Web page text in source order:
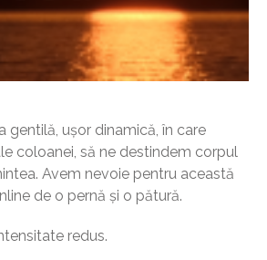
gentilă, ușor dinamică, în care
coloanei, să ne destindem corpul
Avem nevoie pentru această
de o pernă și o pătură.
redus.